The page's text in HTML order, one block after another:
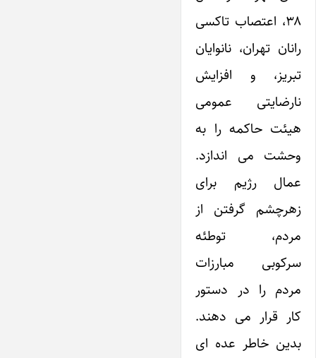
۳۸، اعتصاب تاکسی
رانان تهران، نانوایان
تبریز، و افزایش
نارضایتی عمومی
هیئت حاکمه را به
وحشت می اندازد.
عمال رژیم برای
زهرچشم گرفتن از
مردم، توطئه
سرکوبی مبارزات
مردم را در دستور
کار قرار می دهند.
بدین خاطر عده ای